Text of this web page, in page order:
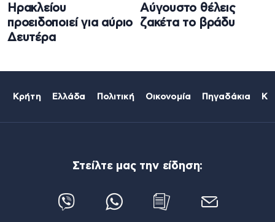
Ηρακλείου
προειδοποιεί για αύριο
Δευτέρα
Αύγουστο θέλεις
ζακέτα το βράδυ
Κρήτη Ελλάδα Πολιτική Οικονομία Πηγαδάκια
Στείλτε μας την είδηση: